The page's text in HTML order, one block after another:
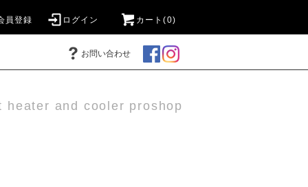
員登録 ログイン カート(0)
お問い合わせ
heater and cooler proshop